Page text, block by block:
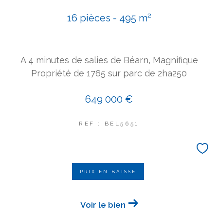
16 pièces - 495 m²
A 4 minutes de salies de Béarn, Magnifique
Propriété de 1765 sur parc de 2ha250
649 000 €
REF : BEL5651
PRIX EN BAISSE
Voir le bien